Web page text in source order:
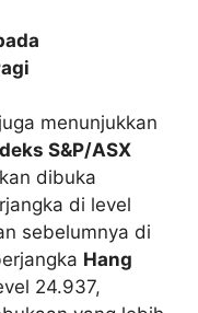
juga menunjukkan
S&P/ASX
dibuka
di level
sebelumnya di
Hang
24.937,